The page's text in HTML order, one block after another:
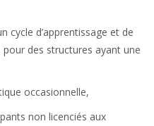
cycle d’apprentissage et de
pour des structures ayant une
occasionnelle,
non licenciés aux